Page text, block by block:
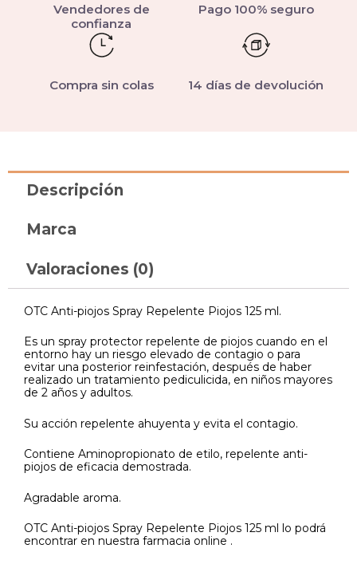
Vendedores de
confianza
Pago 100% seguro
Compra sin colas 14 días de devolución
Descripción
Marca
Valoraciones (0)
OTC Anti-piojos Spray Repelente Piojos 125 ml.
Es un spray protector repelente de piojos cuando en el
entorno hay un riesgo elevado de contagio o para
evitar una posterior reinfestación, después de haber
realizado un tratamiento pediculicida, en niños mayores
de 2 años y adultos.
Su acción repelente ahuyenta y evita el contagio.
Contiene Aminopropionato de etilo, repelente anti-
piojos de eficacia demostrada.
Agradable aroma.
OTC Anti-piojos Spray Repelente Piojos 125 ml lo podrá
encontrar en nuestra farmacia online .